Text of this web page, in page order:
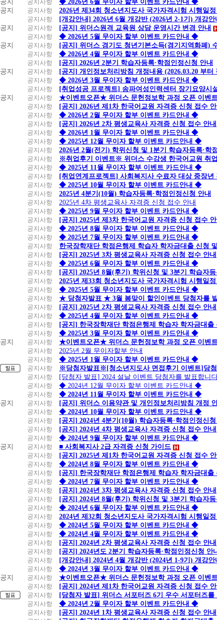
공지
공지사항
◆ 2026년 6월 무이자 할부 이벤트 카드안내 ◆
공지
공지사항
2026년 제34회 청소년지도사 국가자격시험 시행일
공지사항
[개강안내] 2026년 6월 개강반 (2026년 2-1기) 개강안
공지
공지사항
[공지] 위더스원격 교육원 상담 운영시간 변경 안내
공지사항
◆ 2026년 5월 무이자 할부 이벤트 카드안내 ◆
공지
공지사항
[공지] 위더스 경기도 청년기본소득(경기지역화폐)
공지사항
◆ 2026년 4월 무이자 할부 이벤트 카드안내 ◆
공지사항
[공지] 2026년 2분기 학습자등록·학점인정신청 안내
공지
공지사항
[공지] 개인정보처리방침 개정내용 (2026.03.20 부터
공지사항
◆ 2026년 3월 무이자 할부 이벤트 카드안내 ◆
공지사항
[취업성공 프로젝트] 송파여성인력센터 장기요양시
공지
공지사항
★이벤트오픈★ 위더스 문헌정보학 과정 오픈 이벤
공지사항
[공지] 2026년 제1차 한국어교원 자격증 신청 접수
공지사항
◆ 2026년 2월 무이자 할부 이벤트 카드안내 ◆
공지사항
[공지] 2026년 2차 평생교육사 자격증 신청 접수 안내
공지사항
◆ 2026년 1월 무이자 할부 이벤트 카드안내 ◆
공지사항
◆ 2025년 12월 무이자 할부 이벤트 카드안내 ◆
공지사항
2026년 2월(전기) 학위신청 및 1분기 학습자등록·학
공지사항
※취업후기 이벤트※ 위더스 수강생 한국어교원 취
공지사항
◆ 2025년 11월 무이자 할부 이벤트 카드안내 ◆
공지사항
[취업연계프로젝트] 사회복지사 수료자 대상 중장
공지사항
◆ 2025년 10월 무이자 할부 이벤트 카드안내 ◆
공지사항
2025년 4분기(10월) 학습자등록·학점인정신청 안내
공지사항
2025년 4차 평생교육사 자격증 신청 접수 안내
공지사항
◆ 2025년 9월 무이자 할부 이벤트 카드안내 ◆
공지사항
[공지] 2025년 제3차 한국어교원 자격증 신청 접수
공지사항
◆ 2025년 8월 무이자 할부 이벤트 카드안내 ◆
공지사항
◆ 2025년 7월 무이자 할부 이벤트 카드안내 ◆
공지사항
한국장학재단 학점은행제 학습자 학자금대출 신청
공지사항
[공지] 2025년 3차 평생교육사 자격증 신청 접수 안내
공지사항
◆ 2025년 6월 무이자 할부 이벤트 카드안내 ◆
공지사항
[공지] 2025년 8월(후기) 학위신청 및 3분기 학습자
공지사항
2025년 제33회 청소년지도사 국가자격시험 시행일
공지사항
◆ 2025년 5월 무이자 할부 이벤트 카드안내 ◆
공지사항
★ 당첨자발표 ★ 3월 봄맞이 할인이벤트 당첨자를
공지사항
[공지] 2025년 2차 평생교육사 자격증 신청 접수 안내
공지사항
◆ 2025년 4월 무이자 할부 이벤트 카드안내 ◆
공지사항
[공지] 한국장학재단 학점은행제 학습자 학자금대출
공지사항
◆ 2025년 3월 무이자 할부 이벤트 카드안내 ◆
공지
공지사항
★이벤트오픈★ 위더스 문헌정보학 과정 오픈 이벤
공지사항
2025년 2월 무이자할부 안내
공지사항
◆ 2025년 1월 무이자 할부 이벤트 카드안내 ◆
공지사항
※당첨자발표※[청소년지도사 면접후기 이벤트]당
공지사항
[당첨자 발표] 2024 설날 이벤트 당첨자를 발표합니
공지사항
◆ 2024년 12월 무이자 할부 이벤트 카드안내 ◆
공지사항
◆ 2024년 11월 무이자 할부 이벤트 카드안내 ◆
공지
공지사항
[공지] 위더스 이용약관 및 개인정보처리방침 개정
공지사항
◆ 2024년 10월 무이자 할부 이벤트 카드안내 ◆
공지사항
[공지] 2024년 4분기(10월) 학습자등록·학점인정신
공지사항
[공지] 2024년 4차 평생교육사 자격증 신청 접수 안내
공지사항
◆ 2024년 9월 무이자 할부 이벤트 카드안내 ◆
공지
공지사항
■ 사회복지사 2급 자격증 신청 가이드
공지사항
[공지] 2025년 제1차 한국어교원 자격증 신청 접수
공지사항
◆ 2024년 8월 무이자 할부 이벤트 카드안내 ◆
공지사항
[공지] 한국장학재단 학점은행제 학습자 학자금대출
공지사항
◆ 2024년 7월 무이자 할부 이벤트 카드안내 ◆
공지사항
[공지] 2024년 3차 평생교육사 자격증 신청 접수 안내
공지사항
[공지] 2024년 8월(후기) 학위신청 및 3분기 학습자
공지사항
◆ 2024년 6월 무이자 할부 이벤트 카드안내 ◆
공지사항
2024년 제32회 청소년지도사 국가자격시험 시행일
공지사항
◆ 2024년 5월 무이자 할부 이벤트 카드안내 ◆
공지사항
◆ 2024년 4월 무이자 할부 이벤트 카드안내 ◆
공지사항
[공지] 2024년 2차 평생교육사 자격증 신청 접수 안내
공지사항
[공지] 2024년도 2분기 학습자등록·학점인정신청 안
공지사항
[개강안내] 2024년 4월 개강반 (2024년 1-9기) 개강안
공지사항
◆ 2024년 3월 무이자 할부 이벤트 카드안내 ◆
공지
공지사항
★이벤트오픈★ 위더스 문헌정보학 과정 오픈 이벤
공지사항
[공지] 2024년 제1차 한국어교원 자격증 신청 접수
공지사항
[당첨자 발표] 위더스 서포터즈 6기 우수 서포터즈를
공지사항
◆ 2024년 2월 무이자 할부 이벤트 카드안내 ◆
공지사항
[공지] 2024년 1차 평생교육사 자격증 신청 접수 안내